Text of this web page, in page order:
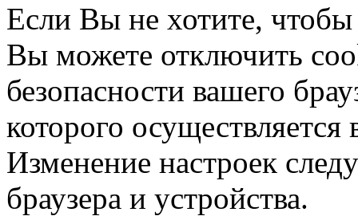
Если Вы не хотите,
Вы можете отключить
безопасности вашего
которого
Изменение настроек
браузера и устройства.